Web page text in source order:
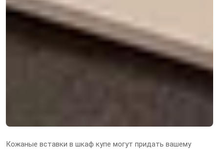
Кожаные вставки в шкаф купе могут придать вашему